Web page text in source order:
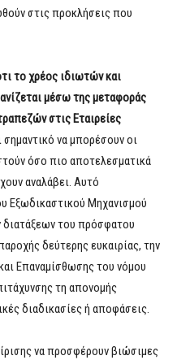
στις προκλήσεις που
το χρέος ιδιωτών και
μέσω της μεταφοράς
στις Εταιρείες
σημαντικό να μπορέσουν οι
όσο πιο αποτελεσματικά
αναλάβει. Αυτό
Εξωδικαστικού Μηχανισμού
του πρόσφατου
δεύτερης ευκαιρίας, την
Επαναμίσθωσης του νόμου
τη απονομής
διαδικασίες ή αποφάσεις.
να προσφέρουν βιώσιμες